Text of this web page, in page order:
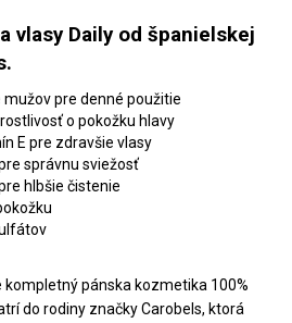
vlasy Daily od španielskej
pre denné použitie
o pokožku hlavy
E pre zdravšie vlasy
správnu sviežosť
hlbšie čistenie
kompletný pánska kozmetika 100%
do rodiny značky Carobels, ktorá